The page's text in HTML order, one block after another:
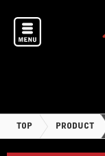
TOP PRODUCT